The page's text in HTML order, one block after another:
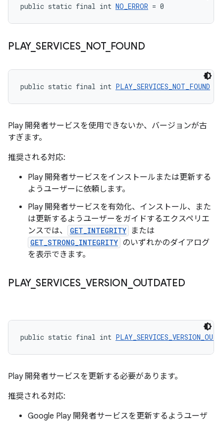
public static final int NO_ERROR = 0
PLAY_ SERVICES_ NOT_ FOUND
public static final int PLAY_SERVICES_NOT_FOUND
Play 開発者サービスを使用できないか、バージョンが古
すぎます。
推奨される対応:
Play 開発者サービスをインストールまたは更新する
ようユーザーに依頼します。
Play 開発者サービスを有効化、インストール、また
は更新するようユーザーをガイドするエクスペリエ
ンスでは、
GET_INTEGRITY または
GET_STRONG_INTEGRITY のいずれかのダイアログ
を表示できます。
PLAY_ SERVICES_ VERSION OUTDATED
public static final int
Play 開発者サービスを更新する必要があります。
推奨される対応:
Google Play 開発者サービスを更新するようユーザ